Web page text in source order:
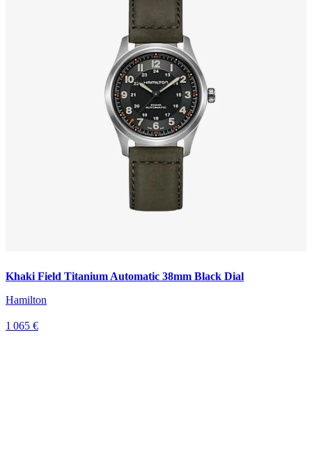
Khaki Field Titanium Automatic 38mm Black Dial
Hamilton
1 065 €